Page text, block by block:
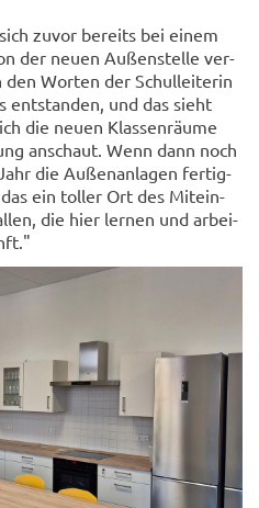
zuvor be­reits bei einem
der neuen Au­ßen­stel­le ver­
den Wor­ten der Schul­lei­te­rin
ent­stan­den, und das sieht
die neuen Klas­sen­räu­me
an­schaut. Wenn dann noch
die Au­ßen­an­la­gen fer­tig­
ein tol­ler Ort des Mit­ein­
die hier ler­nen und ar­bei­